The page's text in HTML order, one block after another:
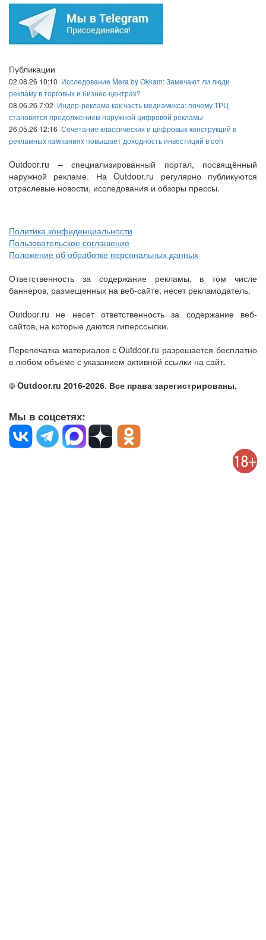
Публикации
02.08.26 10:10 Исследование Mera by Okkam: Замечают ли люди
рекламу в торговых и бизнес-центрах?
08.06.26 7:02 Индор-реклама как часть медиамикса: почему ТРЦ
становятся продолжением наружной цифровой рекламы
26.05.26 12:16 Сочетание классических и цифровых конструкций в
рекламных кампаниях повышает доходность инвестиций в ooh
Outdoor.ru – специализированный портал, посвящённый
наружной рекламе. На Outdoor.ru регулярно публикуются
отраслевые новости, исследования и обзоры прессы.
Политика конфиденциальности
Пользовательское соглашение
Положение об обработке персональных данных
Ответственность за содержание рекламы, в том числе
баннеров, размещенных на веб-сайте, несет рекламодатель.
Outdoor.ru не несет ответственность за содержание веб-
сайтов, на которые даются гиперссылки.
Перепечатка материалов с Outdoor.ru разрешается бесплатно
в любом объёме с указанием активной ссылки на сайт.
© Outdoor.ru 2016-2026. Все права зарегистрированы.
Мы в соцсетях: